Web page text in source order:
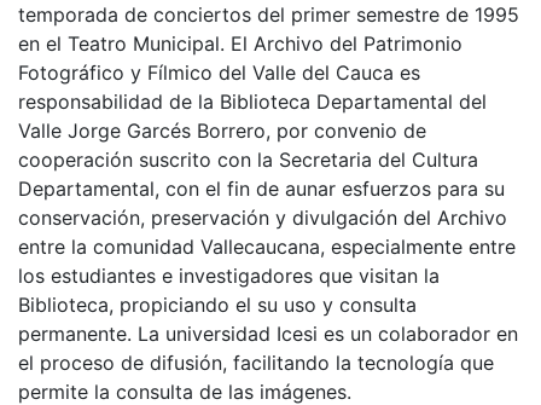
temporada de conciertos del primer semestre de 1995
en el Teatro Municipal. El Archivo del Patrimonio
Fotográfico y Fílmico del Valle del Cauca es
responsabilidad de la Biblioteca Departamental del
Valle Jorge Garcés Borrero, por convenio de
cooperación suscrito con la Secretaria del Cultura
Departamental, con el fin de aunar esfuerzos para su
conservación, preservación y divulgación del Archivo
entre la comunidad Vallecaucana, especialmente entre
los estudiantes e investigadores que visitan la
Biblioteca, propiciando el su uso y consulta
permanente. La universidad Icesi es un colaborador en
el proceso de difusión, facilitando la tecnología que
permite la consulta de las imágenes.